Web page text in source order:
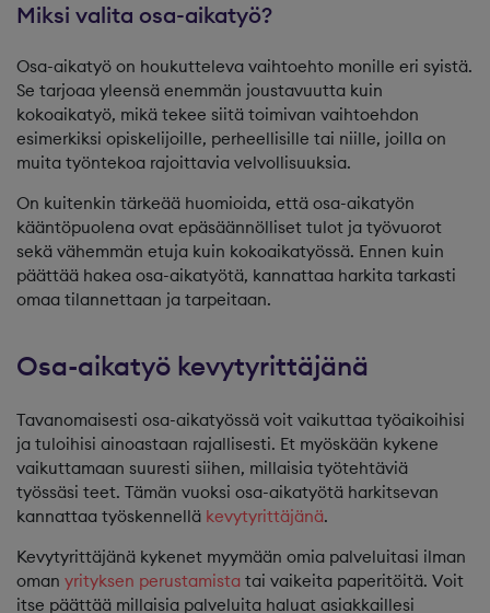
Miksi valita osa-aikatyö?
Osa-aikatyö on houkutteleva vaihtoehto monille eri syistä.
Se tarjoaa yleensä enemmän joustavuutta kuin
kokoaikatyö, mikä tekee siitä toimivan vaihtoehdon
esimerkiksi opiskelijoille, perheellisille tai niille, joilla on
muita työntekoa rajoittavia velvollisuuksia.
On kuitenkin tärkeää huomioida, että osa-aikatyön
kääntöpuolena ovat epäsäännölliset tulot ja työvuorot
sekä vähemmän etuja kuin kokoaikatyössä. Ennen kuin
päättää hakea osa-aikatyötä, kannattaa harkita tarkasti
omaa tilannettaan ja tarpeitaan.
Osa-aikatyö kevytyrittäjänä
Tavanomaisesti osa-aikatyössä voit vaikuttaa työaikoihisi
ja tuloihisi ainoastaan rajallisesti. Et myöskään kykene
vaikuttamaan suuresti siihen, millaisia työtehtäviä
työssäsi teet. Tämän vuoksi osa-aikatyötä harkitsevan
kannattaa työskennellä kevytyrittäjänä.
Kevytyrittäjänä kykenet myymään omia palveluitasi ilman
oman yrityksen perustamista tai vaikeita paperitöitä. Voit
itse päättää millaisia palveluita haluat asiakkaillesi